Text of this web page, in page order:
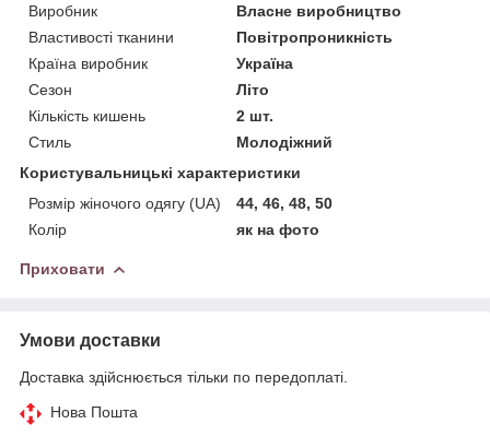
Виробник
Власне виробництво
Властивості тканини
Повітропроникність
Країна виробник
Україна
Сезон
Літо
Кількість кишень
2 шт.
Стиль
Молодіжний
Користувальницькі характеристики
Розмір жіночого одягу (UA)
44, 46, 48, 50
Колір
як на фото
Приховати
Умови доставки
Доставка здійснюється тільки по передоплаті.
Нова Пошта